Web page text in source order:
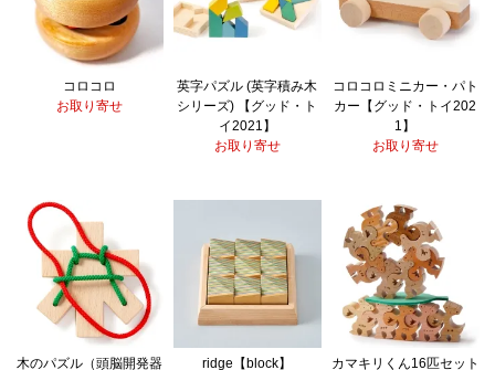
コロコロ
お取り寄せ
英字パズル (英字積み木
シリーズ) 【グッド・ト
イ2021】
お取り寄せ
コロコロミニカー・パト
カー【グッド・トイ202
1】
お取り寄せ
木のパズル（頭脳開発器 ridge【block】 カマキリくん16匹セット